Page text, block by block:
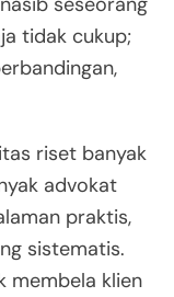
tidak cukup;
riset banyak
advokat
praktis,
sistematis.
membela klien